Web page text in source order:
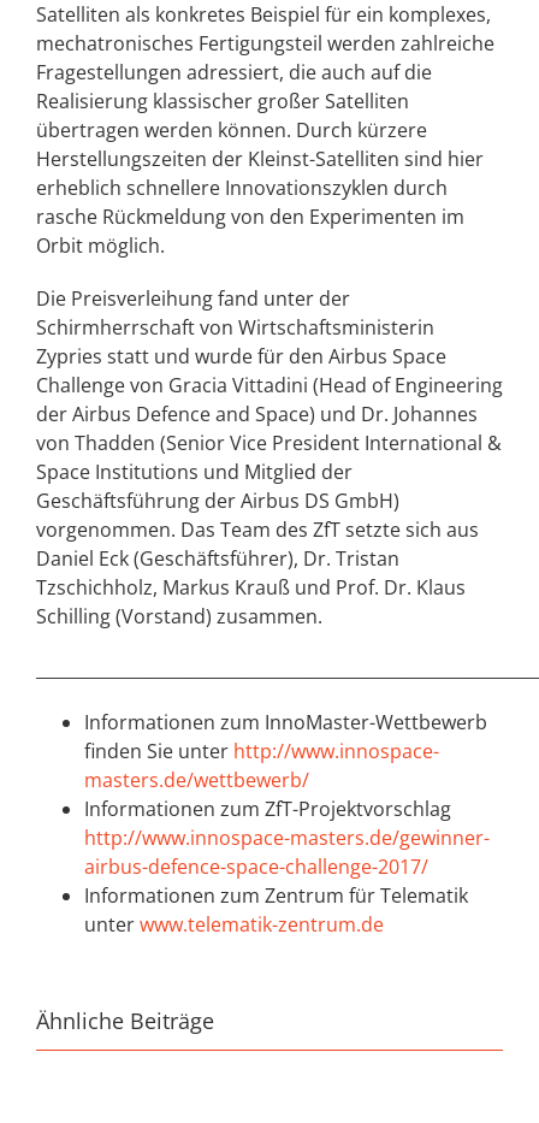
Satelliten als konkretes Beispiel für ein komplexes,
mechatronisches Fertigungsteil werden zahlreiche
Fragestellungen adressiert, die auch auf die
Realisierung klassischer großer Satelliten
übertragen werden können. Durch kürzere
Herstellungszeiten der Kleinst-Satelliten sind hier
erheblich schnellere Innovationszyklen durch
rasche Rückmeldung von den Experimenten im
Orbit möglich.
Die Preisverleihung fand unter der
Schirmherrschaft von Wirtschaftsministerin
Zypries statt und wurde für den Airbus Space
Challenge von Gracia Vittadini (Head of Engineering
der Airbus Defence and Space) und Dr. Johannes
von Thadden (Senior Vice President International &
Space Institutions und Mitglied der
Geschäftsführung der Airbus DS GmbH)
vorgenommen. Das Team des ZfT setzte sich aus
Daniel Eck (Geschäftsführer), Dr. Tristan
Tzschichholz, Markus Krauß und Prof. Dr. Klaus
Schilling (Vorstand) zusammen.
Informationen zum InnoMaster-Wettbewerb
finden Sie unter http://www.innospace-
masters.de/wettbewerb/
Informationen zum ZfT-Projektvorschlag
http://www.innospace-masters.de/gewinner-
airbus-defence-space-challenge-2017/
Informationen zum Zentrum für Telematik
unterwww.telematik-zentrum.de
Ähnliche Beiträge